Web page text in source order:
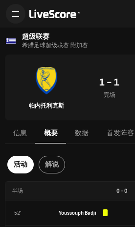
超级联赛
希腊足球超级联赛 附加赛
帕内托利克斯
1 - 1
完场
信息 概要 数据 首发阵容
活动 解说
半场 0 -0
52' Youssouph Badji